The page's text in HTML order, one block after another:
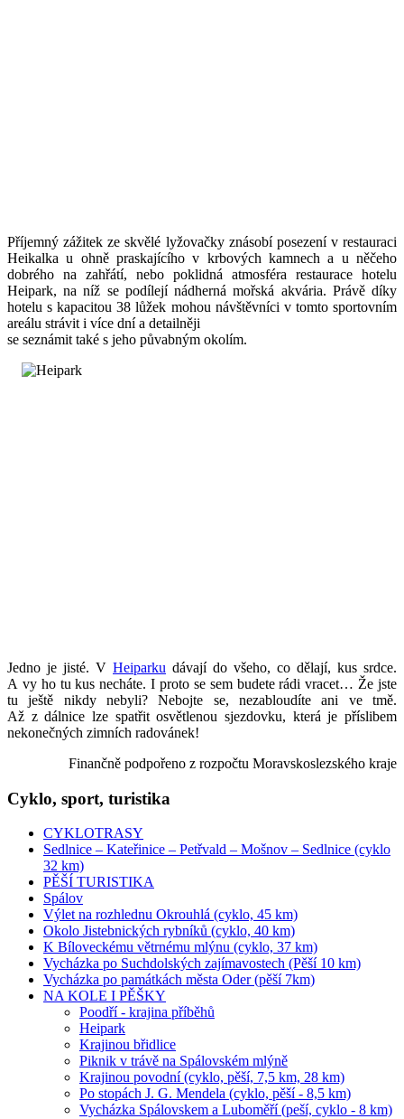
Příjemný zážitek ze skvělé lyžovačky znásobí posezení v restauraci
Heikalka u ohně praskajícího v krbových kamnech a u něčeho
dobrého na zahřátí, nebo poklidná atmosféra restaurace hotelu
Heipark, na níž se podílejí nádherná mořská akvária. Právě díky
hotelu s kapacitou 38 lůžek mohou návštěvníci v tomto sportovním
areálu strávit i více dní a detailněji
se seznámit také s jeho půvabným okolím.
Jedno je jisté. V Heiparku dávají do všeho, co dělají, kus srdce.
A vy ho tu kus necháte. I proto se sem budete rádi vracet… Že jste
tu ještě nikdy nebyli? Nebojte se, nezabloudíte ani ve tmě.
Až z dálnice lze spatřit osvětlenou sjezdovku, která je příslibem
nekonečných zimních radovánek!
Finančně podpořeno z rozpočtu Moravskoslezského kraje
Cyklo, sport, turistika
CYKLOTRASY
Sedlnice – Kateřinice – Petřvald – Mošnov – Sedlnice (cyklo
32 km)
PĚŠÍ TURISTIKA
Spálov
Výlet na rozhlednu Okrouhlá (cyklo, 45 km)
Okolo Jistebnických rybníků (cyklo, 40 km)
K Bíloveckému větrnému mlýnu (cyklo, 37 km)
Vycházka po Suchdolských zajímavostech (Pěší 10 km)
Vycházka po památkách města Oder (pěší 7km)
NA KOLE I PĚŠKY
Poodří - krajina příběhů
Heipark
Krajinou břidlice
Piknik v trávě na Spálovském mlýně
Krajinou povodní (cyklo, pěší, 7,5 km, 28 km)
Po stopách J. G. Mendela (cyklo, pěší - 8,5 km)
Vycházka Spálovskem a Luboměří (peší, cyklo - 8 km)